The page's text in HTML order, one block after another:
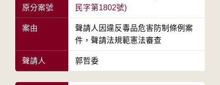
原分案號
民字第1802號)
案由
聲請人因違反毒品危害防制條例案
件，聲請法規範憲法審查
聲請人 郭哲委